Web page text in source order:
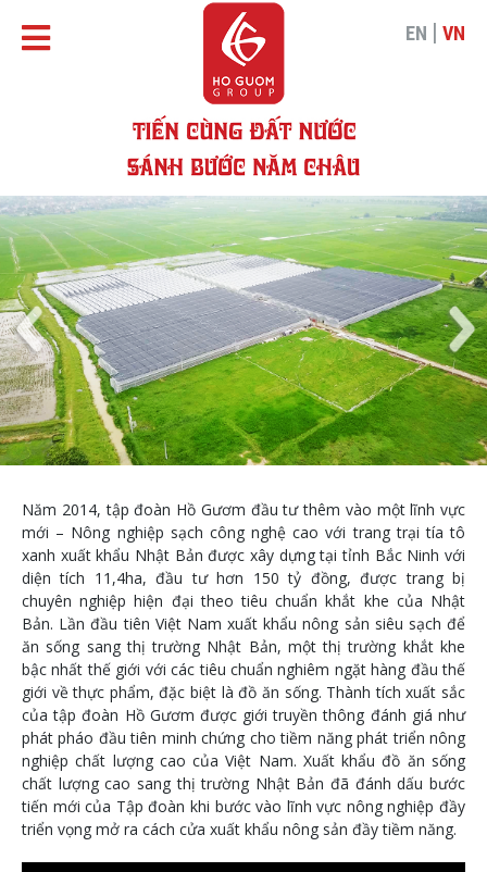
EN | VN
Năm 2014, tập đoàn Hồ Gươm đầu tư thêm vào một lĩnh vực
mới – Nông nghiệp sạch công nghệ cao với trang trại tía tô
xanh xuất khẩu Nhật Bản được xây dựng tại tỉnh Bắc Ninh với
diện tích 11,4ha, đầu tư hơn 150 tỷ đồng, được trang bị
chuyên nghiệp hiện đại theo tiêu chuẩn khắt khe của Nhật
Bản. Lần đầu tiên Việt Nam xuất khẩu nông sản siêu sạch để
ăn sống sang thị trường Nhật Bản, một thị trường khắt khe
bậc nhất thế giới với các tiêu chuẩn nghiêm ngặt hàng đầu thế
giới về thực phẩm, đặc biệt là đồ ăn sống. Thành tích xuất sắc
của tập đoàn Hồ Gươm được giới truyền thông đánh giá như
phát pháo đầu tiên minh chứng cho tiềm năng phát triển nông
nghiệp chất lượng cao của Việt Nam. Xuất khẩu đồ ăn sống
chất lượng cao sang thị trường Nhật Bản đã đánh dấu bước
tiến mới của Tập đoàn khi bước vào lĩnh vực nông nghiệp đầy
triển vọng mở ra cách cửa xuất khẩu nông sản đầy tiềm năng.